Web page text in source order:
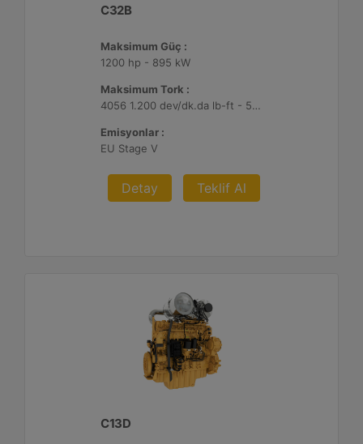
C32B
Maksimum Güç :
1200 hp - 895 kW
Maksimum Tork :
4056 1.200 dev/dk.da lb-ft - 5499 1.200 dev/dk.da Nm
Emisyonlar :
EU Stage V
Detay Teklif Al
C13D